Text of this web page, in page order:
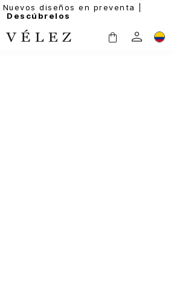
diseños en preventa |
Descúbrelos